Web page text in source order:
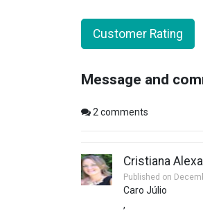
Customer Rating
Message and
2 comments
Cristiana
Published on
Caro Júlio
,